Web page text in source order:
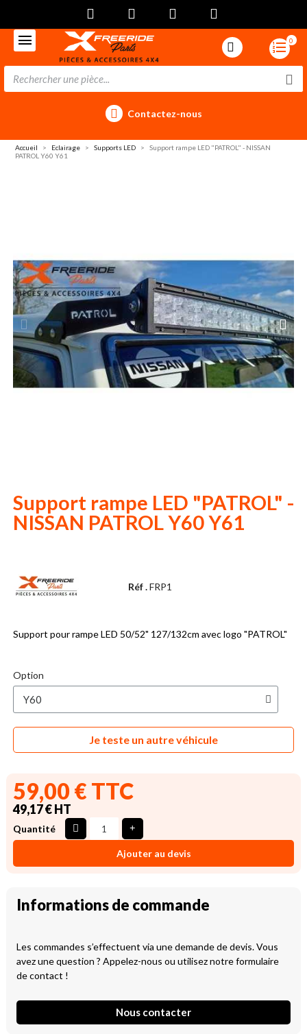
0
Contactez-nous
Accueil Eclairage Supports LED
Support rampe LED "PATROL" - NISSAN
PATROL Y60 Y61
Support rampe LED "PATROL" -
NISSAN PATROL Y60 Y61
Réf .FRP1
Support pour rampe LED 50/52" 127/132cm avec logo "PATROL"
Option
Je teste un autre véhicule
59,00 € TTC
49,17 € HT
Quantité
Ajouter au devis
Informations de commande
Les commandes s’effectuent via une demande de devis. Vous
avez une question ? Appelez-nous ou utilisez notre formulaire
de contact !
Nous contacter